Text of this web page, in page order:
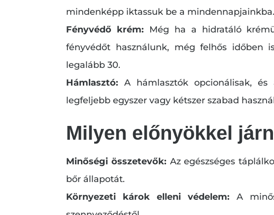
mindenképp iktassuk be a mindennapjainkba.
Fényvédő krém: Még ha a hidratáló
fényvédőt használunk, még felhős időben
legalább 30.
Hámlasztó:A hámlasztók opcionálisak,
legfeljebb egyszer vagy kétszer szabad
Milyen előnyökkel
Minőségi összetevők: Az egészséges
bőr állapotát.
Környezeti károk elleni védelem:A